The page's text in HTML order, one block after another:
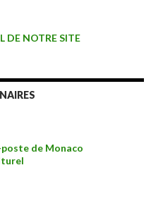
DE NOTRE SITE
de Monaco